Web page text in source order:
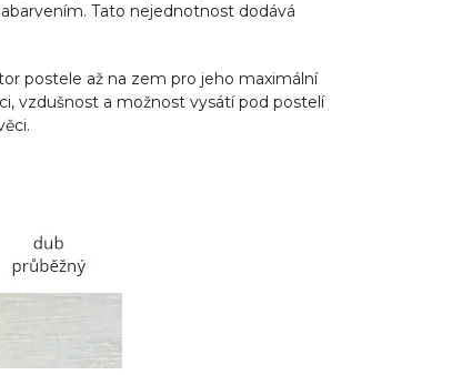
Tato nejednotnost dodává
postele až na zem pro jeho maximální
vzdušnost a možnost vysátí pod postelí